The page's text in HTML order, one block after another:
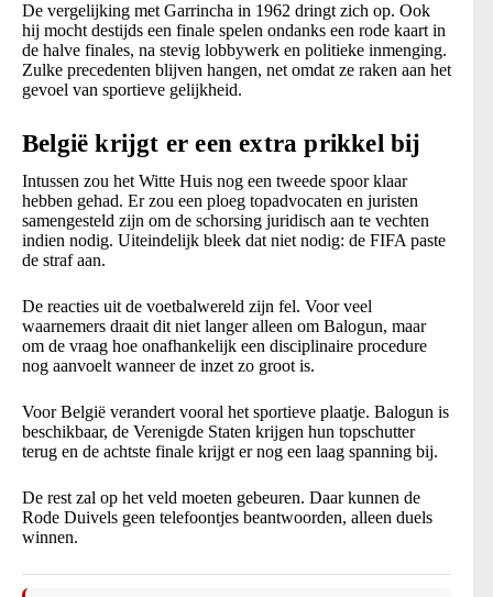
De vergelijking met Garrincha in 1962 dringt zich op. Ook
hij mocht destijds een finale spelen ondanks een rode kaart in
de halve finales, na stevig lobbywerk en politieke inmenging.
Zulke precedenten blijven hangen, net omdat ze raken aan het
gevoel van sportieve gelijkheid.
België krijgt er een extra prikkel bij
Intussen zou het Witte Huis nog een tweede spoor klaar
hebben gehad. Er zou een ploeg topadvocaten en juristen
samengesteld zijn om de schorsing juridisch aan te vechten
indien nodig. Uiteindelijk bleek dat niet nodig: de FIFA paste
de straf aan.
De reacties uit de voetbalwereld zijn fel. Voor veel
waarnemers draait dit niet langer alleen om Balogun, maar
om de vraag hoe onafhankelijk een disciplinaire procedure
nog aanvoelt wanneer de inzet zo groot is.
Voor België verandert vooral het sportieve plaatje. Balogun is
beschikbaar, de Verenigde Staten krijgen hun topschutter
terug en de achtste finale krijgt er nog een laag spanning bij.
De rest zal op het veld moeten gebeuren. Daar kunnen de
Rode Duivels geen telefoontjes beantwoorden, alleen duels
winnen.